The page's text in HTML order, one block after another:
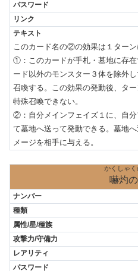
このカード名の②の効果は１ターン
①：このカードが手札・墓地に存
ード以外のモンスター３体を除外
召喚する。この効果の発動後、タ
特殊召喚できない。
②：自分メインフェイズ１に、自
て墓地へ送って発動できる。墓地
メージを相手に与える。
かくしゃく
嚇灼